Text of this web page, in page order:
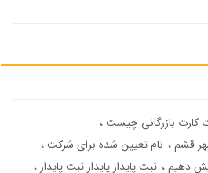
کارت بازرگانی چیست
قشم
نام تعیین شده برای شرکت
دهیم
ثبت پایدار پایدار ثبت پایدار